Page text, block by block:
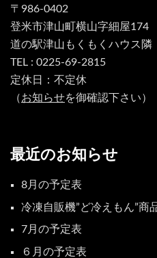
〒986-0402
登米市津山町横山字細屋174
道の駅津山もくもくハウス隣
TEL : 0225-69-2815
定休日：不定休
（お知らせを御確認下さい）
最近のお知らせ
8月の予定表
冷凍自販機”ど冷えもん”商
7月の予定表
６月の予定表